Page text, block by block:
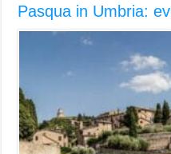
Pasqua in Umbria: